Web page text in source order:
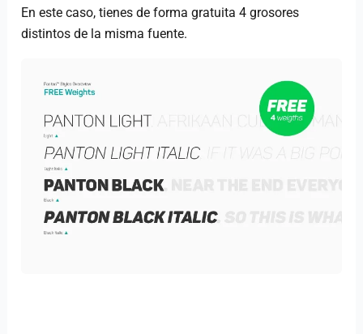
En este caso, tienes de forma gratuita 4 grosores
distintos de la misma fuente.